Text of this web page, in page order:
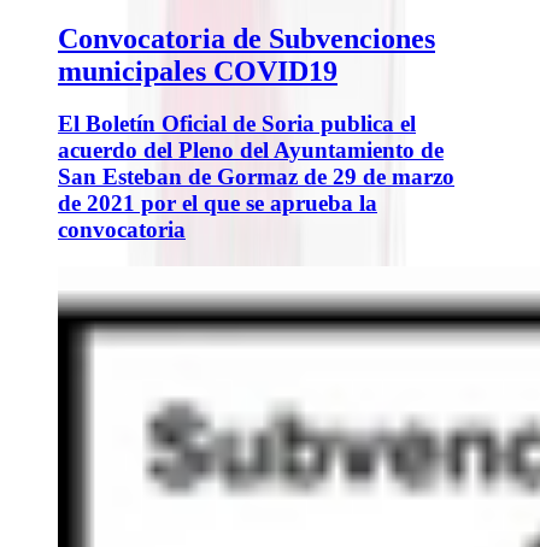
Convocatoria de Subvenciones
municipales COVID19
El Boletín Oficial de Soria publica el
acuerdo del Pleno del Ayuntamiento de
San Esteban de Gormaz de 29 de marzo
de 2021 por el que se aprueba la
convocatoria